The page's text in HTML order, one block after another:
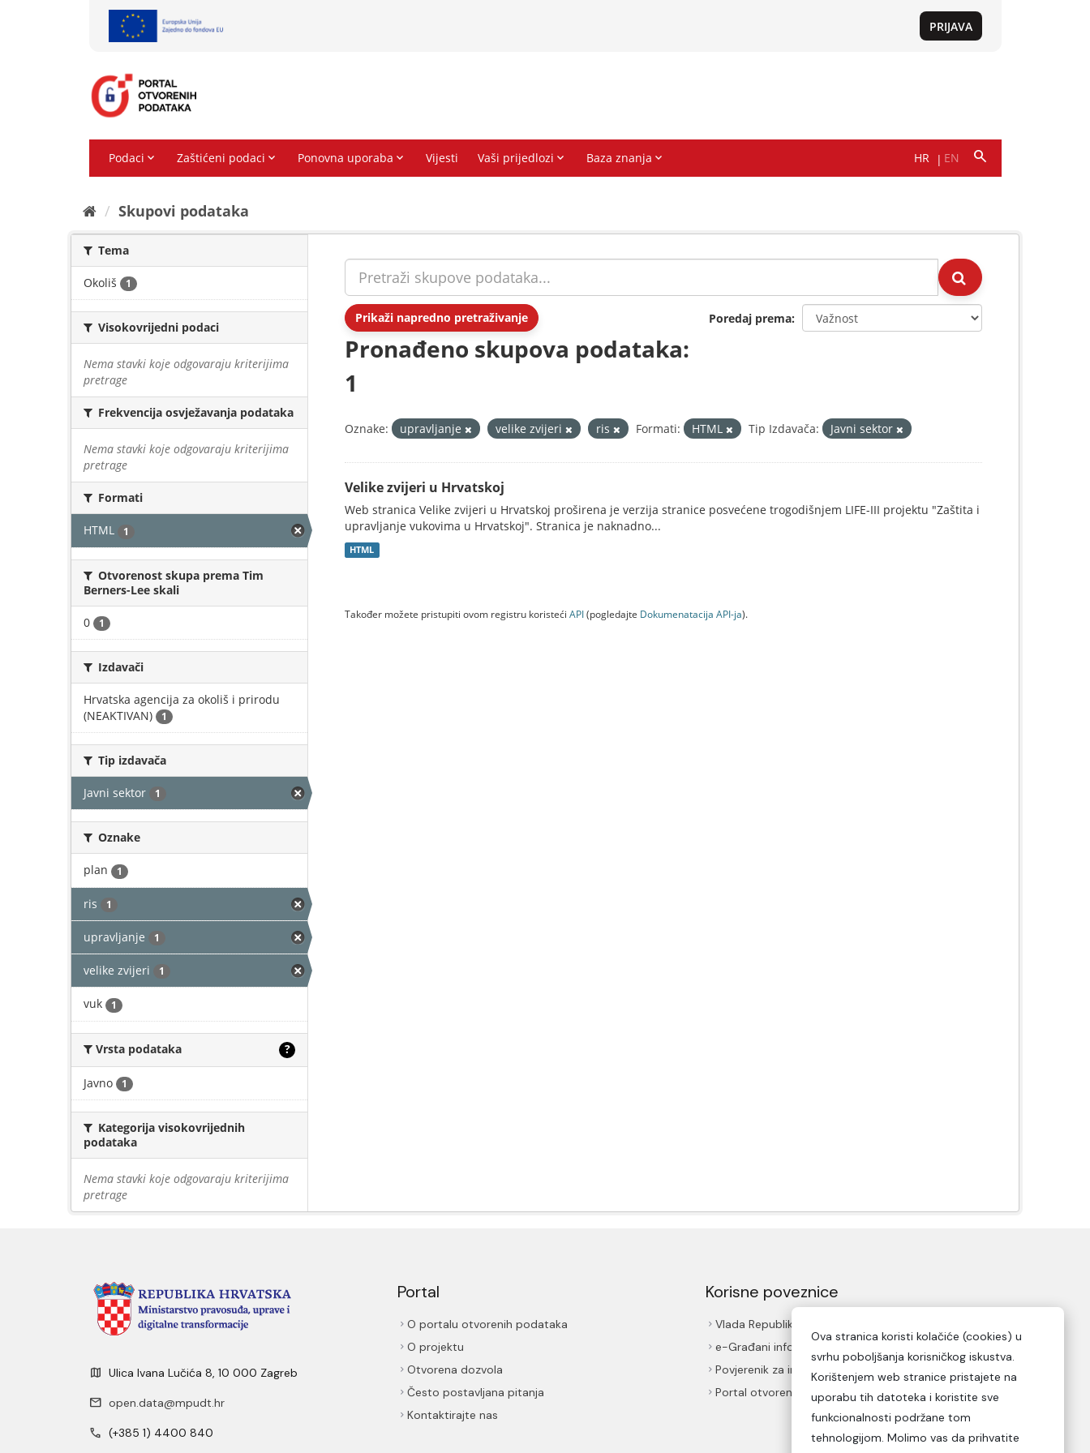
Skupovi podаtаkа
Tema
Okoliš 1
Visokovrijedni podaci
Nema stavki koje odgovaraju kriterijima
pretrage
Frekvencija osvježavanja podataka
Nema stavki koje odgovaraju kriterijima
pretrage
Formati
HTML 1
Otvorenost skupa prema Tim
Berners-Lee skali
0 1
Izdavači
Hrvatska agencija za okoliš i prirodu
(NEAKTIVAN)
1
Tip izdavača
Javni sektor 1
Oznake
plan 1
ris 1
upravljanje 1
velike zvijeri 1
vuk 1
Vrsta podataka ?
Javno 1
Kategorija visokovrijednih
podataka
Nema stavki koje odgovaraju kriterijima
pretrage
Prikaži napredno pretraživanje Poredaj prema
Pronađeno skupova podataka:
1
Oznake: upravljanje velike zvijeri ris Formati: HTML Tip Izdavača: Javni sektor
Velike zvijeri u Hrvatskoj
Web stranica Velike zvijeri u Hrvatskoj proširena je verzija stranice posvećene trogodišnjem LIFE-III projektu "Zaštita i
upravljanje vukovima u Hrvatskoj". Stranica je naknadno...
HTML
Također možete pristupiti ovom registru koristeći API(pogledajte Dokumenаtаcijа API-jа).